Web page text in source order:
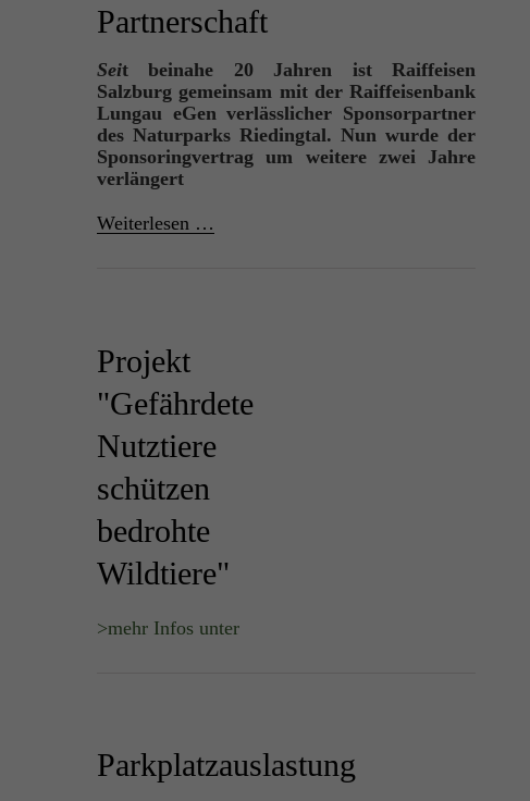
Partnerschaft
Seit beinahe 20 Jahren ist Raiffeisen
Salzburg gemeinsam mit der Raiffeisenbank
Lungau eGen verlässlicher Sponsorpartner
des Naturparks Riedingtal. Nun wurde der
Sponsoringvertrag um weitere zwei Jahre
verlängert
Weiterlesen …
Projekt
"Gefährdete
Nutztiere
schützen
bedrohte
Wildtiere"
>mehr Infos unter
Parkplatzauslastung